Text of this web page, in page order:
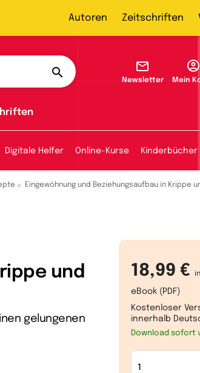
Autoren Zeitschriften
Newsletter Mein
Digitale Helfer Online-Kurse Kinderbücher
Eingewöhnung und Beziehungsaufbau in Krippe
18,99 €
eBook (PDF)
Kostenloser
innerhalb
Download sofort
und
gelungenen